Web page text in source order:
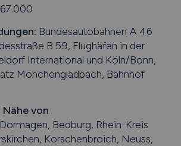
Bundesautobahnen A 46
B 59, Flughäfen in der
International und Köln/Bonn,
Mönchengladbach, Bahnhof
von
Dormagen, Bedburg, Rhein-Kreis
Korschenbroich, Neuss,